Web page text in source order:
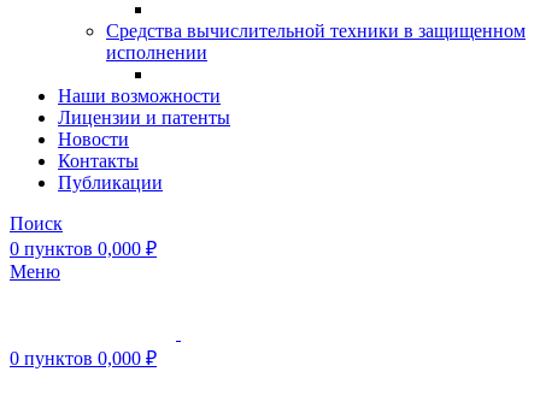
Средства вычислительной техники в защищенном
исполнении
Наши возможности
Лицензии и патенты
Новости
Контакты
Публикации
Поиск
0 пунктов 0,000 ₽
Меню
0 пунктов 0,000 ₽